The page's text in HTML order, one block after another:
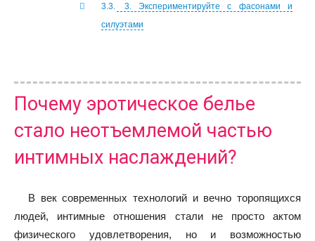
3. Экспериментируйте с фасонами и
силуэтами
Почему эротическое белье
стало неотъемлемой частью
интимных наслаждений?
В век современных технологий и вечно торопящихся
людей, интимные отношения стали не просто актом
физического удовлетворения, но и возможностью